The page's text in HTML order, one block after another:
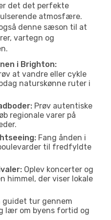
det det perfekte
atmosfære.
denne sæson til at
vartegn og
i Brighton:
at vandre eller cykle
naturskønne ruter i
Prøv autentiske
regionale varer på
Fang ånden i
til fredfyldte
Oplev koncerter og
himmel, der viser lokale
guidet tur gennem
lær om byens fortid og